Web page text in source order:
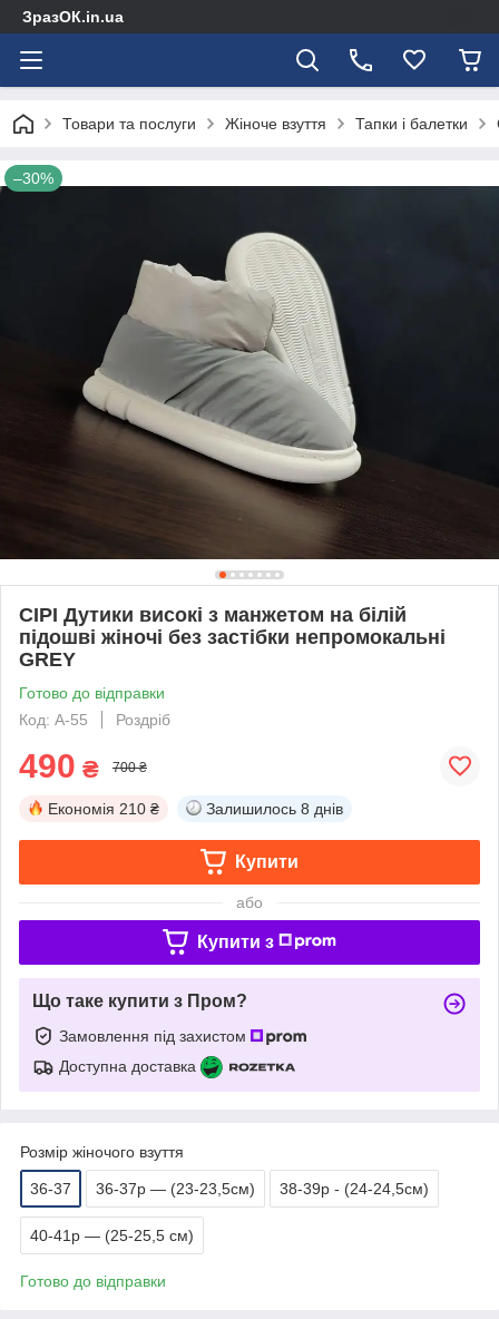
ЗразОК.in.ua
Товари та послуги Жіноче взуття Тапки і балетки
–30%
СІРІ Дутики високі з манжетом на білій
підошві жіночі без застібки непромокальні
GREY
Готово до відправки
Код: A-55
Роздріб
490 ₴ 700 ₴
Економія 210 ₴ Залишилось 8 днів
Купити
або
Купити з
Що таке купити з Пром?
Замовлення під захистом
Доступна доставка
Розмір жіночого взуття
36-37 36-37р — (23-23,5см) 38-39р - (24-24,5см)
40-41р — (25-25,5 см)
Готово до відправки